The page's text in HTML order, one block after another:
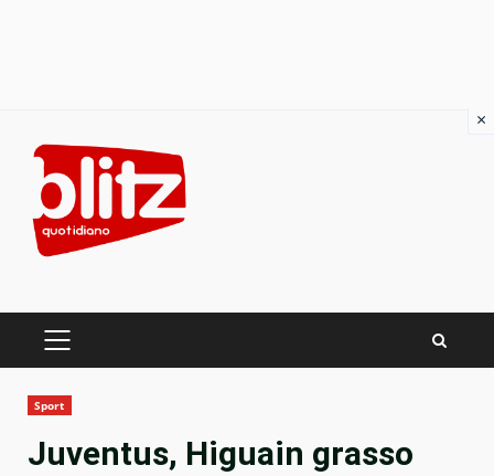
content
PRIMARY
Sport
Juventus, Higuain grasso
×